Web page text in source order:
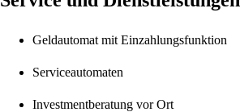
Geldautomat mit Einzahlungsfunktion
Serviceautomaten
Investmentberatung vor Ort